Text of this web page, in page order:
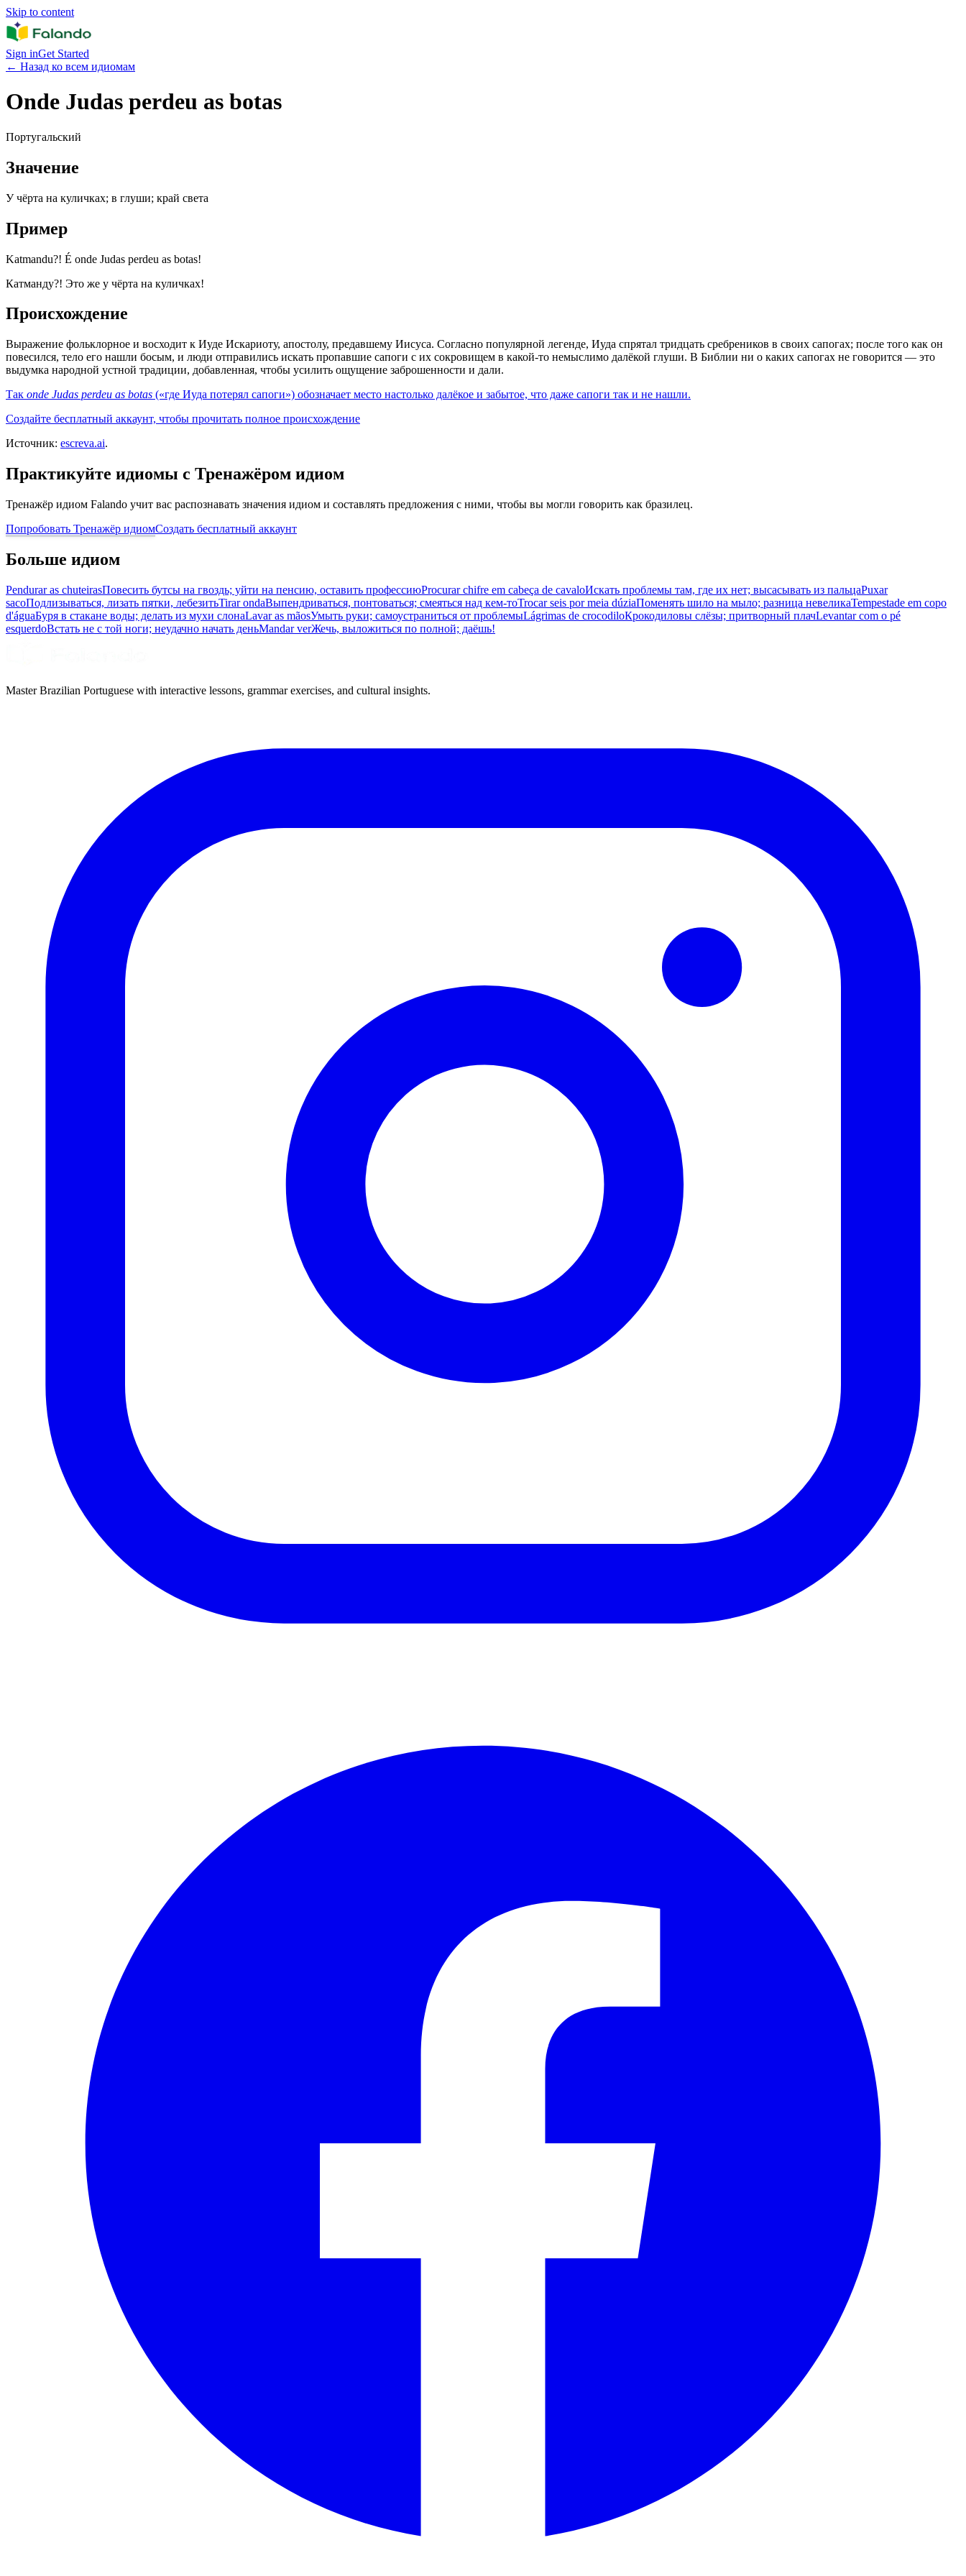
Skip to content
Sign inGet Started
← Назад ко всем идиомам
Onde Judas perdeu as botas
Португальский
Значение
У чёрта на куличках; в глуши; край света
Пример
Katmandu?! É onde Judas perdeu as botas!
Катманду?! Это же у чёрта на куличках!
Происхождение
Выражение фольклорное и восходит к Иуде Искариоту, апостолу, предавшему Иисуса. Согласно популярной легенде, Иуда спрятал тридцать сребреников в своих сапогах; после того как он
повесился, тело его нашли босым, и люди отправились искать пропавшие сапоги с их сокровищем в какой-то немыслимо далёкой глуши. В Библии ни о каких сапогах не говорится — это
выдумка народной устной традиции, добавленная, чтобы усилить ощущение заброшенности и дали.
Так onde Judas perdeu as botas («где Иуда потерял сапоги») обозначает место настолько далёкое и забытое, что даже сапоги так и не нашли.
Создайте бесплатный аккаунт, чтобы прочитать полное происхождение
Источник: escreva.ai.
Практикуйте идиомы с Тренажёром идиом
Тренажёр идиом Falando учит вас распознавать значения идиом и составлять предложения с ними, чтобы вы могли говорить как бразилец.
Попробовать Тренажёр идиомСоздать бесплатный аккаунт
Больше идиом
Pendurar as chuteirasПовесить бутсы на гвоздь; уйти на пенсию, оставить профессиюProcurar chifre em cabeça de cavaloИскать проблемы там, где их нет; высасывать из пальцаPuxar
sacoПодлизываться, лизать пятки, лебезитьTirar ondaВыпендриваться, понтоваться; смеяться над кем-тоTrocar seis por meia dúziaПоменять шило на мыло; разница невеликаTempestade em copo
d'águaБуря в стакане воды; делать из мухи слонаLavar as mãosУмыть руки; самоустраниться от проблемыLágrimas de crocodiloКрокодиловы слёзы; притворный плачLevantar com o pé
esquerdoВстать не с той ноги; неудачно начать деньMandar verЖечь, выложиться по полной; даёшь!
Master Brazilian Portuguese with interactive lessons, grammar exercises, and cultural insights.